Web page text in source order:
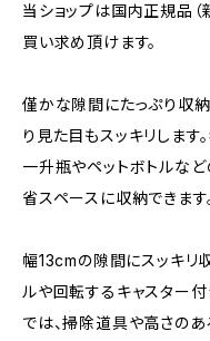
当ショップは国内正規品（
買い求め頂けます。
僅かな隙間にたっぷり収
り見た目もスッキリします
一升瓶やペットボトルな
省スペースに収納できます
幅13cmの隙間にスッキリ
ルや回転するキャスター付
では、掃除道具や高さの